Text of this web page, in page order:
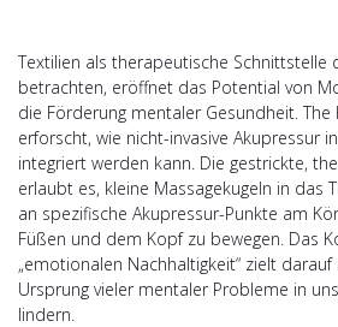
Textilien als therapeutische Schnittstelle
betrachten, eröffnet das Potential von
die Förderung mentaler Gesundheit. The
erforscht, wie nicht-invasive Akupressur
integriert werden kann. Die gestrickte,
erlaubt es, kleine Massagekugeln in das
an spezifische Akupressur-Punkte am
Füßen und dem Kopf zu bewegen. Das
„emotionalen Nachhaltigkeit“ zielt
Ursprung vieler mentaler Probleme in
lindern.